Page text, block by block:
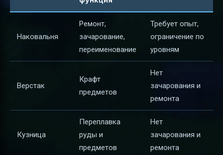
Наковальня
Ремонт,
зачарование,
переименование
Требует опыт,
ограничение по
уровням
Верстак
Крафт
предметов
Нет
зачарования и
ремонта
Кузница
Переплавка
руды и
предметов
Нет
зачарования и
ремонта